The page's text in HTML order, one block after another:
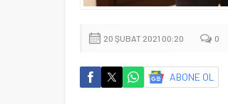
20 ŞUBAT 2021 00:20 0
ABONE OL